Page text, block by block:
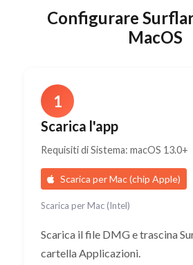
Configurare
MacOS
1
Scarica l'app
Requisiti di Sistema: macOS 13.0+
Scarica per Mac (chip Apple)
Scarica per Mac (Intel)
Scarica il file DMG e trascina
cartella Applicazioni.